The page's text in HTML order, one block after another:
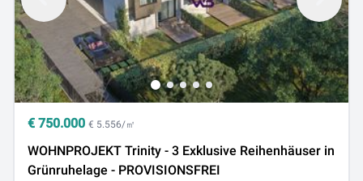
€ 750.000 € 5.556/㎡
WOHNPROJEKT Trinity - 3 Exklusive Reihenhäuser in
Grünruhelage - PROVISIONSFREI